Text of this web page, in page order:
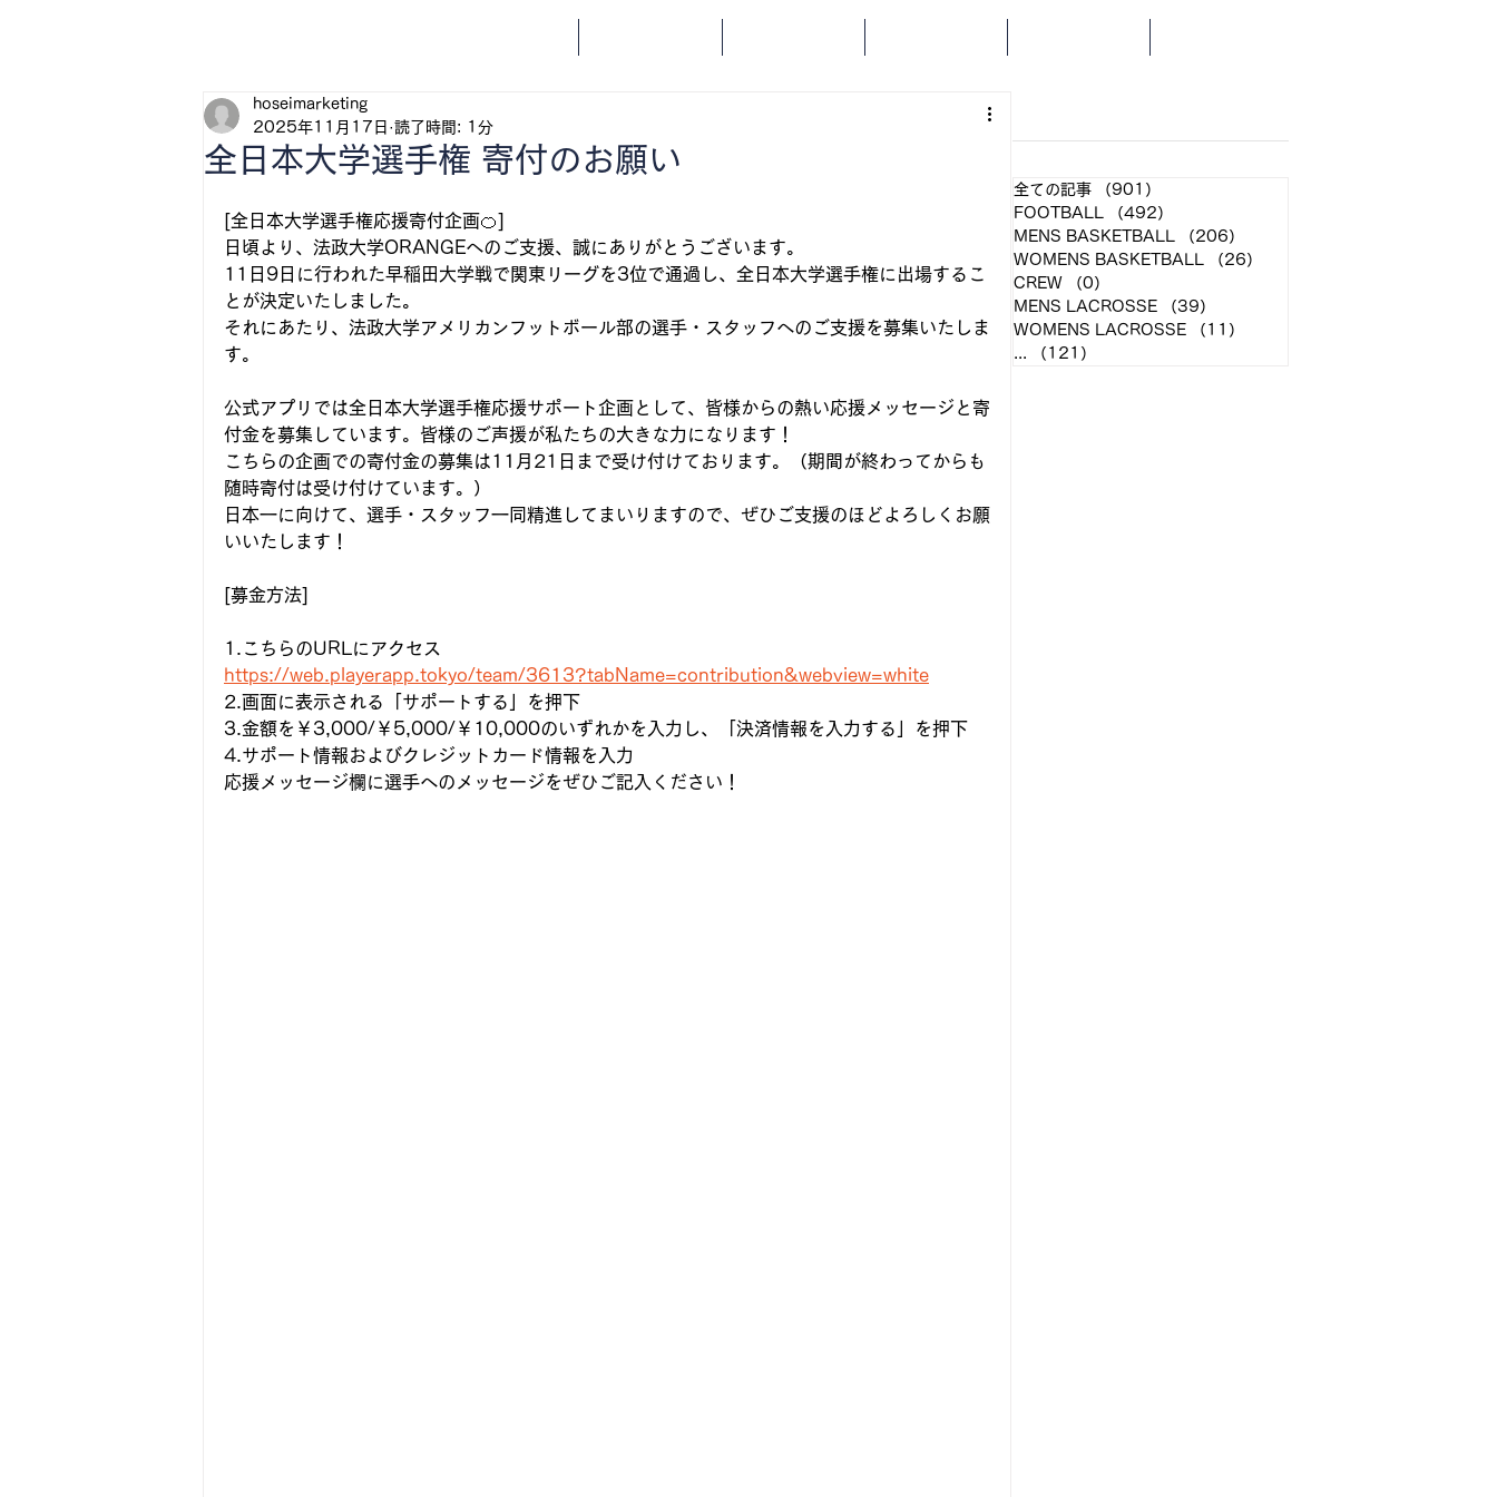
全日本大学選手権 寄付のお願い
hoseimarketing
2025年11月17日 読了時間: 1分
[全日本大学選手権応援寄付企画🍊]
日頃より、法政大学ORANGEへのご支援、誠にありがとうございます。
11日9日に行われた早稲田大学戦で関東リーグを3位で通過し、全日本大学選手権に出場するこ
とが決定いたしました。
それにあたり、法政大学アメリカンフットボール部の選手・スタッフへのご支援を募集いたしま
す。
公式アプリでは全日本大学選手権応援サポート企画として、皆様からの熱い応援メッセージと寄
付金を募集しています。皆様のご声援が私たちの大きな力になります！
こちらの企画での寄付金の募集は11月21日まで受け付けております。（期間が終わってからも
随時寄付は受け付けています。）
日本一に向けて、選手・スタッフ一同精進してまいりますので、ぜひご支援のほどよろしくお願
いいたします！
[募金方法]
1.こちらのURLにアクセス
https://web.playerapp.tokyo/team/3613?tabName=contribution&webview=white
2.画面に表示される「サポートする」を押下
3.金額を￥3,000/￥5,000/￥10,000のいずれかを入力し、「決済情報を入力する」を押下
4.サポート情報およびクレジットカード情報を入力
応援メッセージ欄に選手へのメッセージをぜひご記入ください！
全ての記事 （901）
FOOTBALL
（492）
MENS BASKETBALL
（206）
WOMENS BASKETBALL
（26）
CREW
（0）
MENS LACROSSE
（39）
WOMENS LACROSSE
（11）
...
（121）